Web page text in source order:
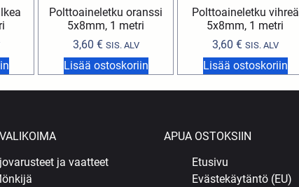
Polttoaineletku oranssi
5x8mm, 1 metri
3,60 € SIS. ALV
Lisää ostoskoriin
Polttoaineletku vihreä
5x8mm, 1 metri
3,60 € SIS. ALV
Lisää ostoskoriin
ja vaatteet
APUA OSTOKSIIN
Etusivu
Evästekäytäntö (EU)